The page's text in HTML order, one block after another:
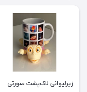
زیرلیوانی لاک‌پشت صورتی